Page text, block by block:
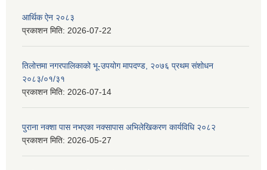
आर्थिक ऐन २०८३
प्रकाशन मिति: 2026-07-22
तिलोत्तमा नगरपालिकाको भू-उपयोग मापदण्ड, २०७६ प्रथम संशोधन
२०८३/०१/३१
प्रकाशन मिति: 2026-07-14
पुराना नक्शा पास नभएका नक्सापास अभिलेखिकरण कार्यविधि २०८२
प्रकाशन मिति: 2026-05-27